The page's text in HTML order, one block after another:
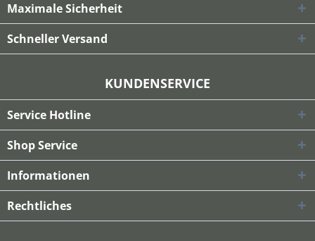
Maximale Sicherheit
Schneller Versand
KUNDENSERVICE
Service Hotline
Shop Service
Informationen
Rechtliches